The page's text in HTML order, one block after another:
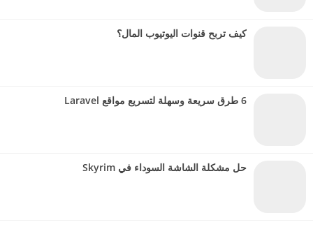
كيف تربح قنوات اليوتيوب المال؟
6 طرق سريعة وسهلة لتسريع مواقع Laravel
حل مشكلة الشاشة السوداء في Skyrim